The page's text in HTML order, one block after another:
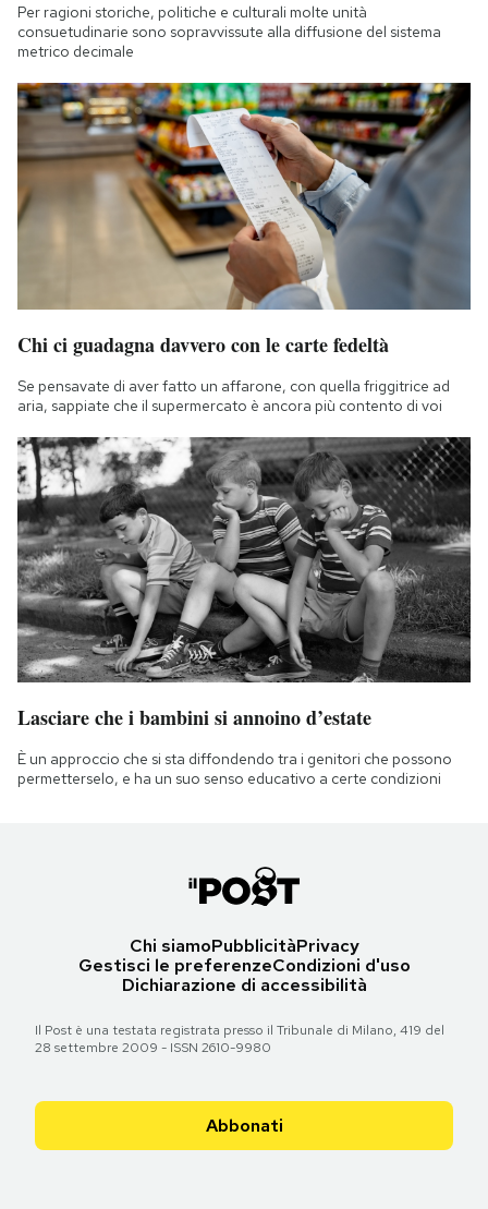
Per ragioni storiche, politiche e culturali molte unità
consuetudinarie sono sopravvissute alla diffusione del sistema
metrico decimale
Chi ci guadagna davvero con le carte fedeltà
Se pensavate di aver fatto un affarone, con quella friggitrice ad
aria, sappiate che il supermercato è ancora più contento di voi
Lasciare che i bambini si annoino d’estate
È un approccio che si sta diffondendo tra i genitori che possono
permetterselo, e ha un suo senso educativo a certe condizioni
Chi siamoPubblicitàPrivacy
Gestisci le preferenzeCondizioni d'uso
Dichiarazione di accessibilità
Il Post è una testata registrata presso il Tribunale di Milano, 419 del
28 settembre 2009 - ISSN 2610-9980
Abbonati